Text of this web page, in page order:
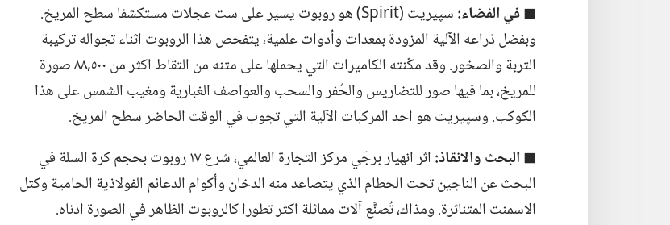
◼فيالفضاء:‏
سپيريت (Spirit) هو روبوت يسير على ست عجلات مستكشفا سطح المريخ.‏
وبفضل ذراعه الآلية المزودة بمعدات وأدوات علمية،‏ يتفحص هذا الروبوت اثناء تجواله تركيبة
التربة والصخور.‏ وقد مكّنته الكاميرات التي يحملها على متنه من التقاط اكثر من ٥٠٠‏,٨٨ صورة
للمريخ،‏ بما فيها صور للتضاريس والحُفر والسحب والعواصف الغبارية ومغيب الشمس على هذا
الكوكب.‏ وسپيريت هو احد المركبات الآلية التي تجوب في الوقت الحاضر سطح المريخ.‏
◼البحث والانقاذ:‏
اثر انهيار برجَي مركز التجارة العالمي،‏ شرع ١٧ روبوت بحجم كرة السلة في
البحث عن الناجين تحت الحطام الذي يتصاعد منه الدخان وأكوام الدعائم الفولاذية الحامية وكتل
الاسمنت المتناثرة.‏ ومذاك،‏ تُصنَّع آلات مماثلة اكثر تطورا كالروبوت الظاهر في الصورة ادناه.‏